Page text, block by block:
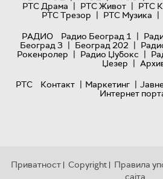
РТС Драма | РТС Живот | РТС
РТС Трезор | РТС Музика |
РАДИО
Радио Београд 1 |
Београд 3 | Београд 202 |
Рокенролер | Радио Џубокс |
Џезер |
РТС
Контакт | Маркетинг |
Интернет
Приватност | Copyright | Правила
сајта